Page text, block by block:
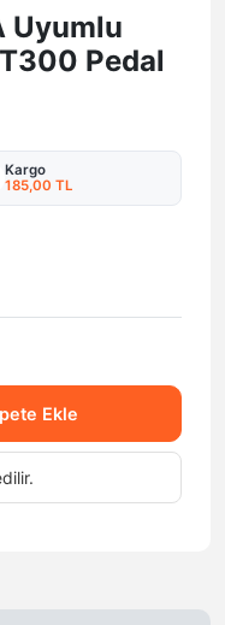
Uyumlu
Pedal
Kargo
185,00 TL
Ekle